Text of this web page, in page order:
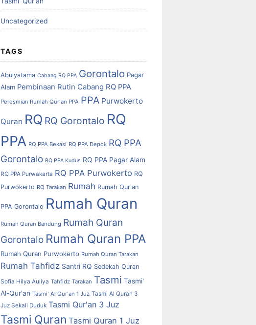
Uncategorized
TAGS
Abulyatama Cabang RQ PPA Gorontalo Pagar
Alam Pembinaan Rutin Cabang RQ PPA
Peresmian Rumah Qur'an PPA PPA Purwokerto
Quran RQ RQ Gorontalo RQ
PPA RQ PPA Bekasi RQ PPA Depok RQ PPA
Gorontalo RQ PPA Kudus RQ PPA Pagar Alam
RQ PPA Purwakarta RQ PPA Purwokerto RQ
Purwokerto RQ Tarakan Rumah Rumah Qur'an
PPA Gorontalo Rumah Quran
Rumah Quran Bandung Rumah Quran
Gorontalo Rumah Quran PPA
Rumah Quran Purwokerto Rumah Quran Tarakan
Rumah Tahfidz Santri RQ Sedekah Quran
Sofia Hilya Auliya Tahfidz Tarakan Tasmi Tasmi'
Al-Qur'an Tasmi' Al Qur'an 1 Juz Tasmi Al Quran 3
Juz Sekali Duduk Tasmi Qur'an 3 Juz
Tasmi Quran Tasmi Quran 1 Juz